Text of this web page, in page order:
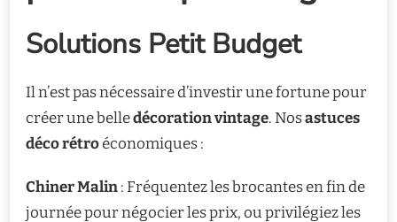
Solutions Petit Budget
Il n’est pas nécessaire d’investir une fortune pour
créer une belledécoration vintage. Nosastuces
déco rétroéconomiques :
Chiner Malin: Fréquentez les brocantes en fin de
journée pour négocier les prix, ou privilégiez les